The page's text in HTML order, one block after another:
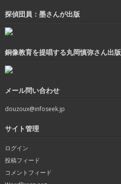
探偵団員：墨さんが出版
銅像教育を提唱する丸岡慎弥さん出版
メール問い合わせ
douzoux@infoseek.jp
サイト管理
ログイン
投稿フィード
コメントフィード